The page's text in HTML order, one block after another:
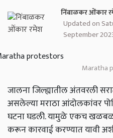
निंबाळकर ओंकार
Updated on
September
Maratha
जालना जिल्ह्यातील अंतवरली
असलेल्या मराठा आंदोलकांवर
घटना घडली. यामुळे एकच
करून कारवाई करण्यात यावी